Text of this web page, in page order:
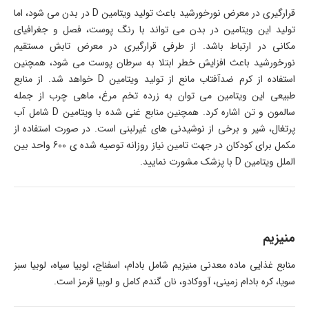
قرارگیری در معرض نورخورشید باعث تولید ویتامین D در بدن می شود، اما
تولید این ویتامین در بدن می تواند با رنگ پوست، فصل و جغرافیای
مکانی در ارتباط باشد. از طرفی قرارگیری در معرض تابش مستقیم
نورخورشید باعث افزایش خطر ابتلا به سرطان پوست می شود، همچنین
استفاده از کرم ضدآفتاب مانع از تولید ویتامین D خواهد شد. از منابع
طبیعی این ویتامین می توان به زرده تخم مرغ، ماهی چرب از جمله
سالمون و تن اشاره کرد. همچنین منابع غنی شده با ویتامین D شامل آب
پرتغال، شیر و برخی از نوشیدنی های غیرلبنی است. در صورت استفاده از
مکمل برای کودکان در جهت تامین نیاز روزانه توصیه شده ی 600 واحد بین
الملل ویتامین D با پزشک مشورت نمایید.
منیزیم
منابع غذایی ماده معدنی منیزیم شامل بادام، اسفناج، لوبیا سیاه، لوبیا سبز
سویا، کره بادام زمینی، آووکادو، نان گندم کامل و لوبیا قرمز است.